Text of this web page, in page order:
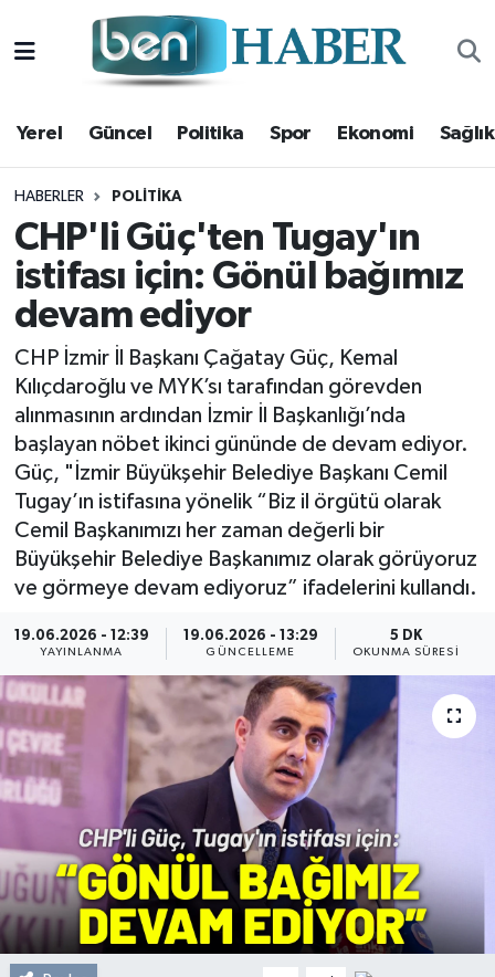
Yerel Güncel Politika Spor Ekonomi Sağlık
HABERLER POLITIKA
CHP'li Güç'ten Tugay'ın
istifası için: Gönül bağımız
devam ediyor
CHP İzmir İl Başkanı Çağatay Güç, Kemal
Kılıçdaroğlu ve MYK’sı tarafından görevden
alınmasının ardından İzmir İl Başkanlığı’nda
başlayan nöbet ikinci gününde de devam ediyor.
Güç, "İzmir Büyükşehir Belediye Başkanı Cemil
Tugay’ın istifasına yönelik “Biz il örgütü olarak
Cemil Başkanımızı her zaman değerli bir
Büyükşehir Belediye Başkanımız olarak görüyoruz
ve görmeye devam ediyoruz” ifadelerini kullandı.
19.06.2026 - 12:39
YAYINLANMA
19.06.2026 - 13:29
GÜNCELLEME
5 DK
OKUNMA SÜRESI
Yerel
Güncel
Politika
Spor
Ekonomi
Sağlık
Magazin
Kültür Sanat
Resmi Reklam
Röportajlar
Hava Durumu
Trafik Durumu
Süper Lig Puan Durumu ve Fikstür
Tüm Manşetler
Son Dakika Haberleri
Haber Arşivi